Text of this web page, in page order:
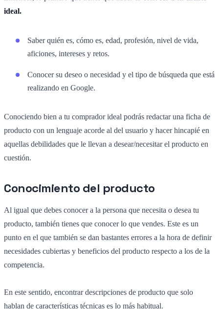
ideal.
Saber quién es, cómo es, edad, profesión, nivel de vida,
aficiones, intereses y retos.
Conocer su deseo o necesidad y el tipo de búsqueda que está
realizando en Google.
Conociendo bien a tu comprador ideal podrás redactar una ficha de
producto con un lenguaje acorde al del usuario y hacer hincapié en
aquellas debilidades que le llevan a desear/necesitar el producto en
cuestión.
Conocimiento del producto
Al igual que debes conocer a la persona que necesita o desea tu
producto, también tienes que conocer lo que vendes. Este es un
punto en el que también se dan bastantes errores a la hora de definir
necesidades cubiertas y beneficios del producto respecto a los de la
competencia.
En este sentido, encontrar descripciones de producto que solo
hablan de características técnicas es lo más habitual.